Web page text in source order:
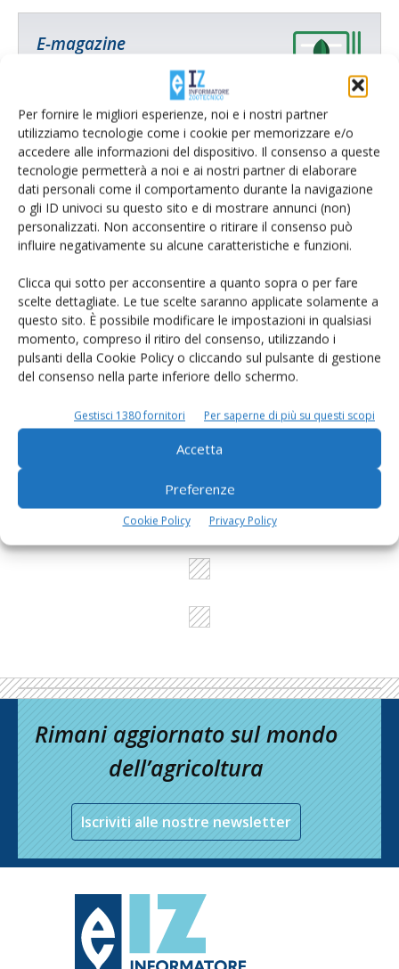
Per fornire le migliori esperienze, noi e i nostri partner
utilizziamo tecnologie come i cookie per memorizzare e/o
accedere alle informazioni del dispositivo. Il consenso a queste
tecnologie permetterà a noi e ai nostri partner di elaborare
dati personali come il comportamento durante la navigazione
o gli ID univoci su questo sito e di mostrare annunci (non)
personalizzati. Non acconsentire o ritirare il consenso può
influire negativamente su alcune caratteristiche e funzioni.
Clicca qui sotto per acconsentire a quanto sopra o per fare
scelte dettagliate. Le tue scelte saranno applicate solamente a
questo sito. È possibile modificare le impostazioni in qualsiasi
momento, compreso il ritiro del consenso, utilizzando i
pulsanti della Cookie Policy o cliccando sul pulsante di gestione
del consenso nella parte inferiore dello schermo.
Gestisci 1380 fornitori Per saperne di più su questi scopi
Accetta
Preferenze
Cookie Policy Privacy Policy
E-magazine
Tecniche, prodotti e servizi dalle aziende
Catalogo Aziende e Prodotti
prodotto!
Cerca adesso
L'Esperto risponde
I consigli di Terra e Vita agli agricoltori
Cerca adesso
Rimani aggiornato sul mondo
dell’agricoltura
Iscriviti alle nostre newsletter